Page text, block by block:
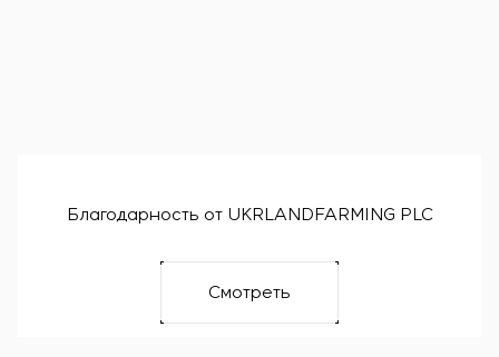
Благодарность от UKRLANDFARMING PLC
Смотреть